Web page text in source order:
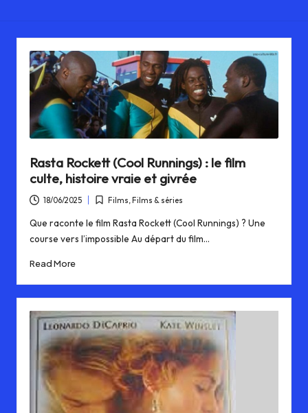
r
0
Rasta Rockett (Cool Runnings) : le film
culte, histoire vraie et givrée
18/06/2025
Posted
in
Films ,Films & séries
Que raconte le film Rasta Rockett (Cool Runnings) ? Une
course vers l’impossible Au départ du film…
Read More